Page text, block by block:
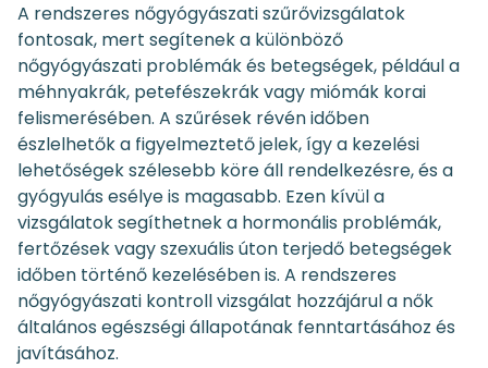
A rendszeres nőgyógyászati szűrővizsgálatok
fontosak, mert segítenek a különböző
nőgyógyászati problémák és betegségek, például a
méhnyakrák, petefészekrák vagy miómák korai
felismerésében. A szűrések révén időben
észlelhetők a figyelmeztető jelek, így a kezelési
lehetőségek szélesebb köre áll rendelkezésre, és a
gyógyulás esélye is magasabb. Ezen kívül a
vizsgálatok segíthetnek a hormonális problémák,
fertőzések vagy szexuális úton terjedő betegségek
időben történő kezelésében is. A rendszeres
nőgyógyászati kontroll vizsgálat hozzájárul a nők
általános egészségi állapotának fenntartásához és
javításához.